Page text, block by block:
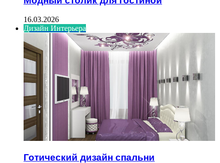
16.03.2026
Дизайн Интерьера
Готический дизайн спальни